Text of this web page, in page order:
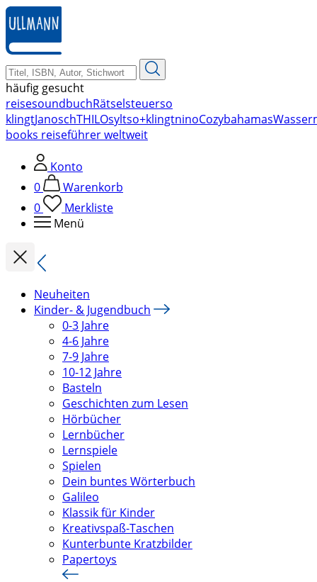
zum
Hauptinhalt
springen
häufig gesucht
reisesoundbuchRätselsteuerso
klingtJanoschTHILOsyltso+klingtninoCozybahamas
books reiseführer weltweit
Konto
0
Warenkorb
0
Merkliste
Menü
Neuheiten
Kinder- & Jugendbuch
0-3 Jahre
4-6 Jahre
7-9 Jahre
10-12 Jahre
Basteln
Geschichten zum Lesen
Hörbücher
Lernbücher
Lernspiele
Spielen
Dein buntes Wörterbuch
Galileo
Klassik für Kinder
Kreativspaß-Taschen
Kunterbunte Kratzbilder
Papertoys